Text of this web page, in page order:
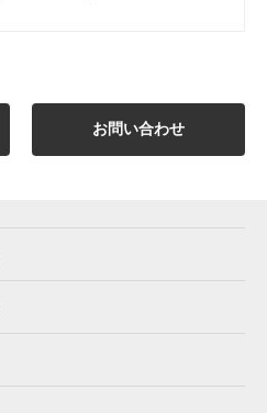
お問い合わせ